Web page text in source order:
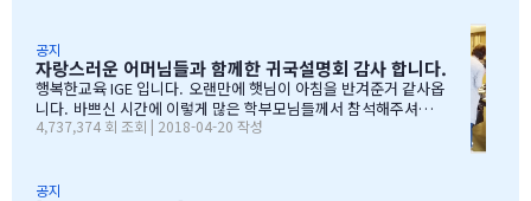
무 감사하엿지요. (아마 작년에 참석하셧던 학부모님들은 아주 아주
잘 아셧을것입니다 ^^). 매년 여름의 BBQ 파티는 WELCOME TO C
ANADA & WELCOME TO IGE 의미를 두고 있습니다. Q & A 에서 I
GE 의 Motto 에 대해서, 언급드린봐와 같이, 행사 준비에 음식준비
그리고 상품 물건을 구입하면서, 필요하신 생필품(?)이 무엇인지? 고
공지
자랑스러운 어머님들과 함께한 귀국설명회 감사 합니다.
행복한교육 IGE 입니다. 오랜만에 햇님이 아침을 반겨준거 같사옵
니다. 바쁘신 시간에 이렇게 많은 학부모님들께서 참석해주셔서
자리를 빛내주셔서 진심으로 감사 또 감사드립니다. 멀리서 남아
rean 어머님들은 준비성은 최고 인걸 다시 느끼게된 하루엿습니
4,737,374 회 조회 | 2018-04-20 작성
공지